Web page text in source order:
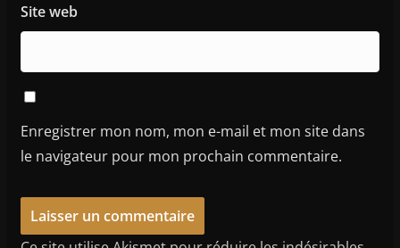
Site web
Enregistrer mon nom, mon e-mail et mon site dans
le navigateur pour mon prochain commentaire.